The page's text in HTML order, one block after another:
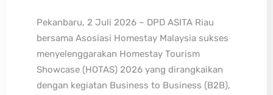
Pekanbaru, 2 Juli 2026 – DPD ASITA Riau
bersama Asosiasi Homestay Malaysia sukses
menyelenggarakan Homestay Tourism
Showcase (HOTAS) 2026 yang dirangkaikan
dengan kegiatan Business to Business (B2B),